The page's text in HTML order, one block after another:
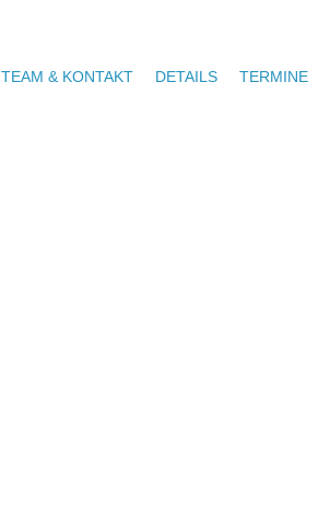
TEAM & KONTAKT DETAILS TERMINE